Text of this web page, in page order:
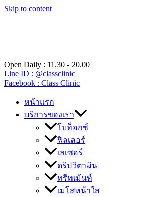
Skip to content
Open Daily : 11.30 - 20.00
Line ID : @classclinic​
Facebook : Class Clinic
หน้าแรก
บริการของเรา
โบท็อกซ์
ฟิลเลอร์
เลเซอร์
ดริปวิตามิน
ทรีทเม้นท์
เมโสหน้าใส